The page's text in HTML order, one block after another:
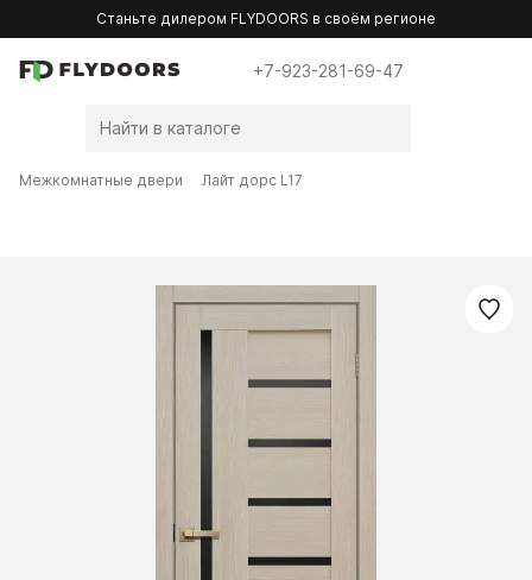
Станьте дилером FLYDOORS в своём регионе
+7-923-281-69-47
Межкомнатные двери Лайт дорс L17